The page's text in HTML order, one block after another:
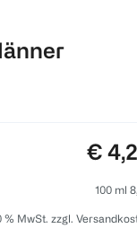
€
100 ml
% MwSt. zzgl.